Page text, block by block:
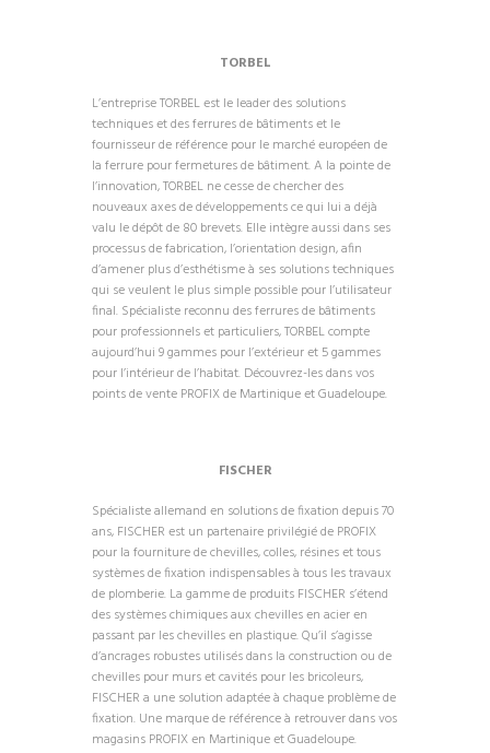
TORBEL
L’entreprise TORBEL est le leader des solutions
techniques et des ferrures de bâtiments et le
fournisseur de référence pour le marché européen de
la ferrure pour fermetures de bâtiment. A la pointe de
l’innovation, TORBEL ne cesse de chercher des
nouveaux axes de développements ce qui lui a déjà
valu le dépôt de 80 brevets. Elle intègre aussi dans ses
processus de fabrication, l’orientation design, afin
d’amener plus d’esthétisme à ses solutions techniques
qui se veulent le plus simple possible pour l’utilisateur
final. Spécialiste reconnu des ferrures de bâtiments
pour professionnels et particuliers, TORBEL compte
aujourd’hui 9 gammes pour l’extérieur et 5 gammes
pour l’intérieur de l’habitat. Découvrez-les dans vos
points de vente PROFIX de Martinique et Guadeloupe.
FISCHER
Spécialiste allemand en solutions de fixation depuis 70
ans, FISCHER est un partenaire privilégié de PROFIX
pour la fourniture de chevilles, colles, résines et tous
systèmes de fixation indispensables à tous les travaux
de plomberie. La gamme de produits FISCHER s’étend
des systèmes chimiques aux chevilles en acier en
passant par les chevilles en plastique. Qu’il s’agisse
d’ancrages robustes utilisés dans la construction ou de
chevilles pour murs et cavités pour les bricoleurs,
FISCHER a une solution adaptée à chaque problème de
fixation. Une marque de référence à retrouver dans vos
magasins PROFIX en Martinique et Guadeloupe.